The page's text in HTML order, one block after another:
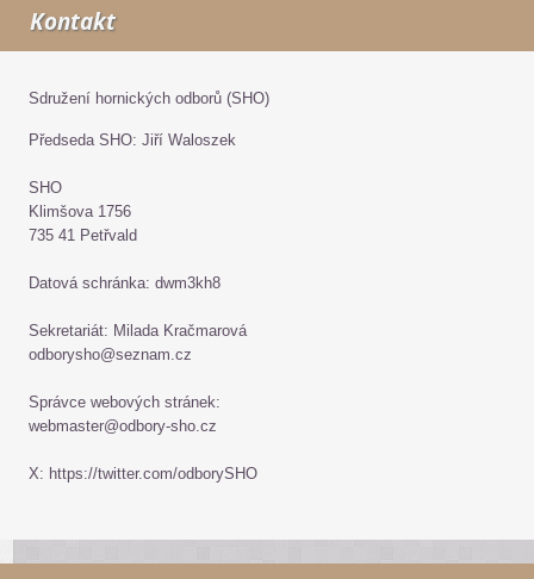
Kontakt
Sdružení hornických odborů (SHO)
Předseda SHO: Jiří Waloszek
SHO
Klimšova 1756
735 41 Petřvald
Datová schránka: dwm3kh8
Sekretariát: Milada Kračmarová
odborysho@seznam.cz
Správce webových stránek:
webmaster@odbory-sho.cz
X: https://twitter.com/odborySHO